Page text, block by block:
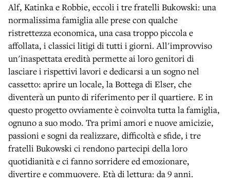
Alf, Katinka e Robbie, eccoli i tre fratelli Bukowski: una
normalissima famiglia alle prese con qualche
ristrettezza economica, una casa troppo piccola e
affollata, i classici litigi di tutti i giorni. All'improvviso
un'inaspettata eredità permette ai loro genitori di
lasciare i rispettivi lavori e dedicarsi a un sogno nel
cassetto: aprire un locale, la Bottega di Elser, che
diventerà un punto di riferimento per il quartiere. E in
questo progetto ovviamente è coinvolta tutta la famiglia,
ognuno a suo modo. Tra primi amori e nuove amicizie,
passioni e sogni da realizzare, difficoltà e sfide, i tre
fratelli Bukowski ci rendono partecipi della loro
quotidianità e ci fanno sorridere ed emozionare,
divertire e commuovere. Età di lettura: da 9 anni.